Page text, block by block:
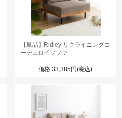
【単品】Ridley リクライニングコ
ーデュロイソファ
価格:33,385円(税込)